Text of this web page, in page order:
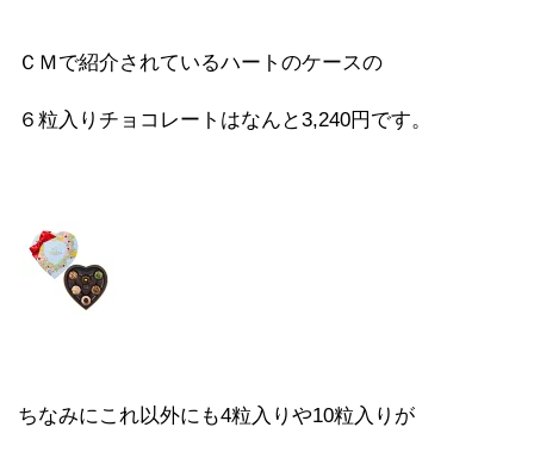
ＣＭで紹介されているハートのケースの
６粒入りチョコレートはなんと3,240円です。
ちなみにこれ以外にも4粒入りや10粒入りが